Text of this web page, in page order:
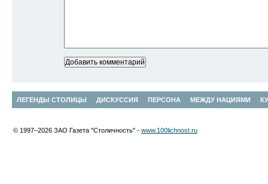
ЛЕГЕНДЫ СТОЛИЦЫ ДИСКУССИЯ ПЕРСОНА МЕЖДУ НАЦИЯМИ
© 1997–2026 ЗАО Газета "Столичность" - www.100lichnost.ru